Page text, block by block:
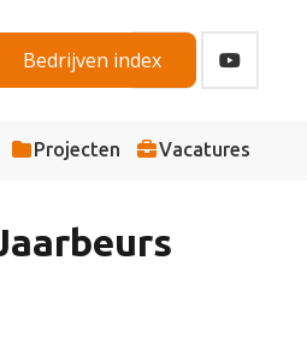
Bedrijven index
Projecten Vacatures